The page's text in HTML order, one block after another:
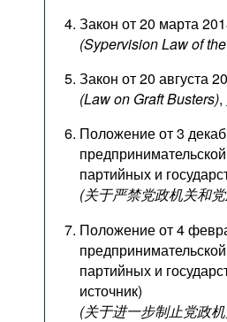
Закон от 20 марта
(Sypervision Law of
Закон от 20 августа
(Lawon GraftBusters),
Положение от 3
партийных и
(关于严禁党政机关和
Положение от 4
партийных и
источник)
(关于进一步制止党政